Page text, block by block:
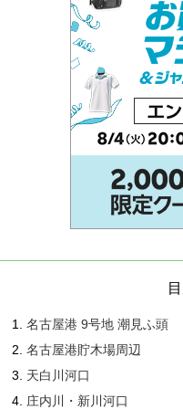
名古屋港 9号地 潮見ふ頭
名古屋港貯木場周辺
天白川河口
庄内川・新川河口